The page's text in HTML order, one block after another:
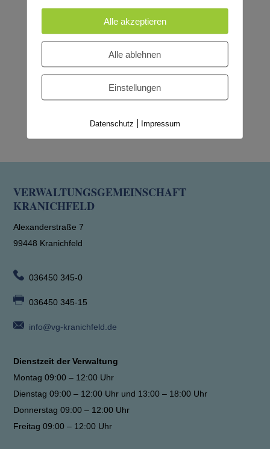
Gemeinde Rittersdorf
Gemeinde Tonndorf
Gemeinde Hohenfelden
Gemeinde Nauendorf
Mit dem Versand der Briefwahlunterlagen ist
VERWALTUNGSGEMEINSCHAFT
KRANICHFELD
Alexanderstraße 7
99448 Kranichfeld
036450 345-0
036450 345-15
info@vg-kranichfeld.de
Dienstzeit der Verwaltung
Montag 09:00 – 12:00 Uhr
Dienstag 09:00 – 12:00 Uhr und 13:00 – 18:00 Uhr
Donnerstag 09:00 – 12:00 Uhr
Freitag 09:00 – 12:00 Uhr
Alle akzeptieren
Alle ablehnen
Einstellungen
Datenschutz Impressum